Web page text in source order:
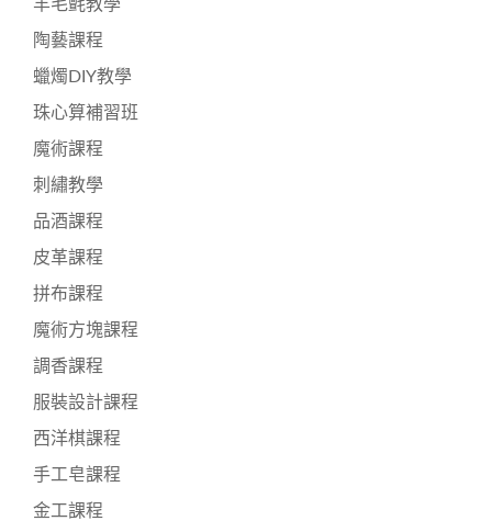
羊毛氈教學
陶藝課程
蠟燭DIY教學
珠心算補習班
魔術課程
刺繡教學
品酒課程
皮革課程
拼布課程
魔術方塊課程
調香課程
服裝設計課程
西洋棋課程
手工皂課程
金工課程